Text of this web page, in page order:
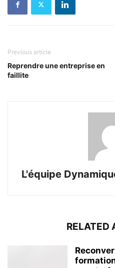
Previous article
Reprendre une entreprise en
faillite
L'équipe
RELATED